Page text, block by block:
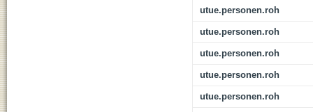
utue.personen.roh
utue.personen.roh
utue.personen.roh
utue.personen.roh
utue.personen.roh